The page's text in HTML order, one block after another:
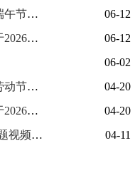
德州工程职业学院关于2026年端午节学生放假的通知
06-12
德州交通职业中等专业学校关于2026年6月份月末假暨端午节学生放假的通知
06-12
06-02
德州工程职业学院关于2026年劳动节学生放假的通知
04-20
德州交通职业中等专业学校关于2026年4月份末假暨劳动节学生放假的通知
04-20
“青春是这young”五四青年节主题视频创作征集活动通知
04-11